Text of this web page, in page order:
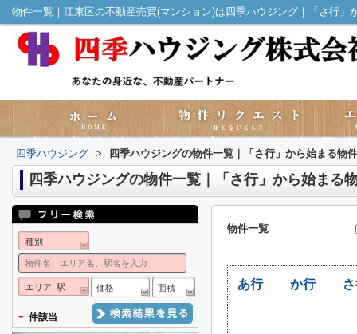
物件一覧｜江東区の不動産売買(マンション)は四季ハウジング｜「さ行」
四季ハウジング > 四季ハウジングの物件一覧｜「さ行」から始まる物
四季ハウジングの物件一覧｜「さ行」から始まる
物件一覧
あ行 か行
種別
エリア| 駅 価格 面積
- 件該当